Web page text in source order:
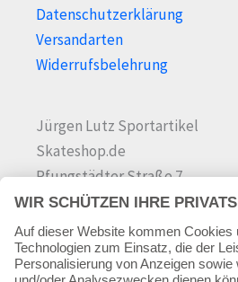
Datenschutzerklärung
Versandarten
Widerrufsbelehrung
Jürgen Lutz Sportartikel
Skateshop.de
Pfungstädter Straße 7
64342 Seeheim-Jugenheim
Tel.06257 868181
Mail:info@skateshop.de